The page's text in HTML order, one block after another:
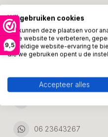
9,5
Kunstpakket
Adresgegevens:
Ambachtsweg 46
06 23643267
Wij gebruiken cookies
We kunnen deze plaatsen voor
onze website te verbeteren,
geweldige website-ervaring te
die we gebruiken opent u de
Accepteer alles